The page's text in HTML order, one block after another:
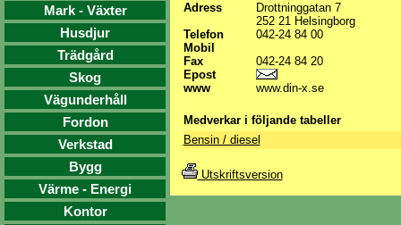
Mark - Växter
Husdjur
Trädgård
Skog
Vägunderhåll
Fordon
Verkstad
Bygg
Värme - Energi
Kontor
Adress
Drottninggatan 7
252 21 Helsingborg
Telefon
042-24 84 00
Mobil
Fax
042-24 84 20
Epost
www
www.din-x.se
Medverkar i följande tabeller
Bensin / diesel
Utskriftsversion